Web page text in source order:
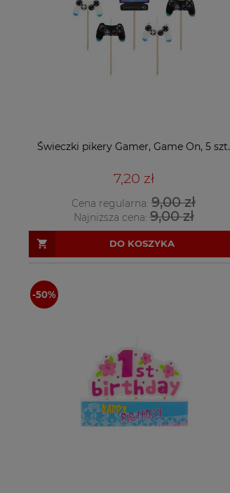
Świeczki pikery Gamer, Game On, 5 szt.
7,20 zł
Cena regularna: 9,00 zł
Najniższa cena:9,00 zł
DO KOSZYKA